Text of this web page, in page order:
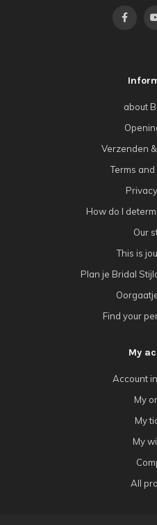
about
Verzenden
Terms
How do I
Our
This is
Plan je Bridal
Find your
My
Account
My
My
My
All